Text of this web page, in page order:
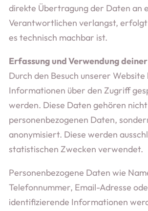
direkte Übertragung der Daten an
Verantwortlichen verlangst,
es technisch machbar ist.
Erfassung und Verwendung
Durch den Besuch unserer Website
Informationen über den Zugriff
werden. Diese Daten gehören nicht
personenbezogenen Daten,
anonymisiert. Diese werden
statistischen Zwecken verwendet.
Personenbezogene Daten wie
Telefonnummer, Email-Adresse
identifizierende Informationen